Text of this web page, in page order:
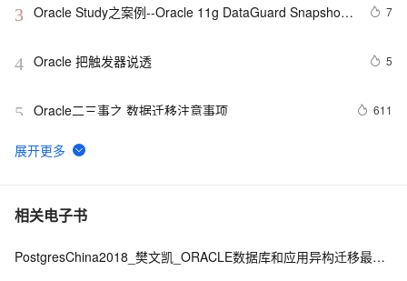
3 Oracle Study之案例--Oracle 11g DataGuard Snapshot
7
4 Oracle 把触发器说透 5
5 Oracle二三事之 数据迁移注意事项 611
6 SQL Server和Oracle的常用函数对比 (转)
7 如何在 Oracle 中创建可插入数据库（PDB）？
8 Oracle 创建触发器
相关电子书
PostgresChina2018_樊文凯_ORACLE数据库和应用异构迁移最佳实践